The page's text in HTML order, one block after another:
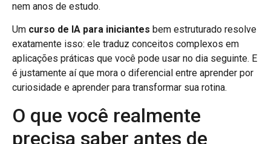
nem anos de estudo.
Um curso de IA para iniciantes bem estruturado resolve
exatamente isso: ele traduz conceitos complexos em
aplicações práticas que você pode usar no dia seguinte. E
é justamente aí que mora o diferencial entre aprender por
curiosidade e aprender para transformar sua rotina.
O que você realmente
precisa saber antes de